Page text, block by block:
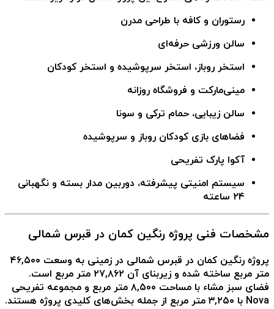
رستوران و کافه با طراحی مدرن
سالن ورزشی حرفه‌ای
استخر روباز، استخر سرپوشیده و استخر کودکان
مینی‌مارکت و فروشگاه روزانه
سالن زیبایی، حمام ترکی و سونا
فضاهای بازی کودکان روباز و سرپوشیده
آکوا پارک تفریحی
سیستم امنیتی پیشرفته، دوربین مدار بسته و نگهبانی
۲۴ ساعته
مشخصات فنی پروژه رنگین کمان در قبرس شمالی
پروژه رنگین کمان در قبرس شمالی
در زمینی به وسعت ۴۶,۵۰۰
متر مربع ساخته شده و زیربنای آن ۲۷,۸۶۲ متر مربع است.
فضای سبز مشاء با مساحت ۸,۵۰۰ متر مربع و مجموعه تفریحی
Nova با ۳,۲۵۰ متر مربع از جمله بخش‌های کلیدی پروژه هستند.